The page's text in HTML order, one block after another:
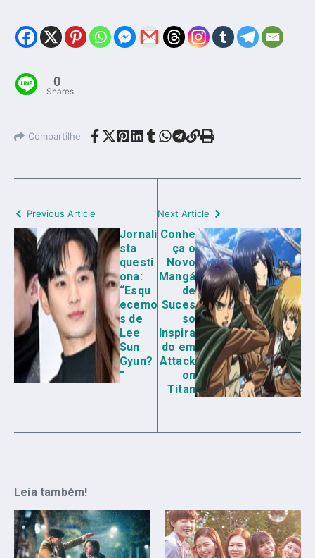
0
Shares
Compartilhe
Previous Article
Jornali
sta
questi
ona:
“Esqu
ecemo
s de
Lee
Sun
Gyun?
”
Next Article
Conhe
ça o
Novo
Mangá
de
Suces
so
Inspira
do em
Attack
on
Titan
Leia também!